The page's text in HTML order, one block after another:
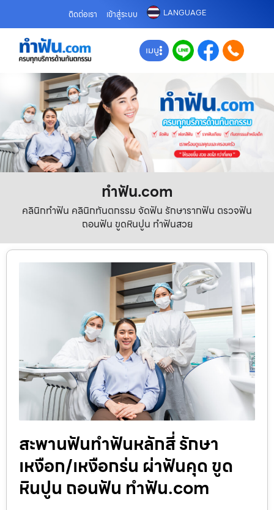
ติดต่อเรา เข้าสู่ระบบ LANGUAGE
เมนู
ทําฟัน.com
คลินิกทำฟัน คลินิกทันตกรรม จัดฟัน รักษารากฟัน ตรวจฟัน
ถอนฟัน ขูดหินปูน ทำฟันสวย
สะพานฟันทำฟันหลักสี่ รักษา
เหงือก/เหงือกร่น ผ่าฟันคุด ขูด
หินปูน ถอนฟัน ทำฟัน.com